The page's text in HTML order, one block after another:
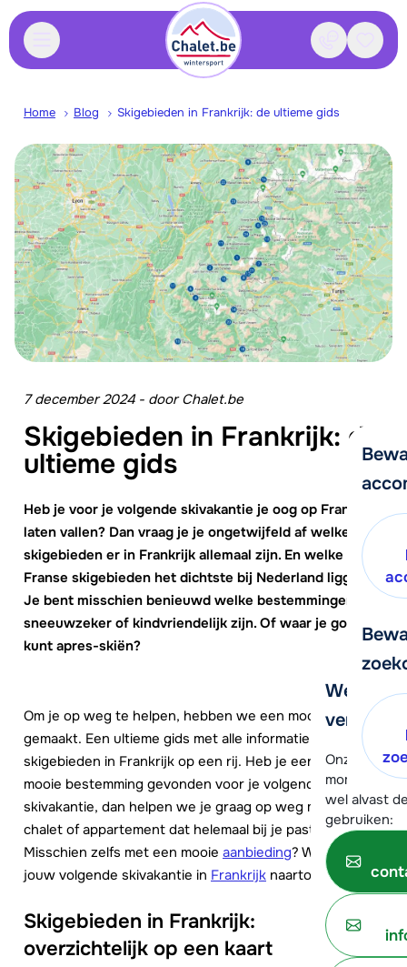
Contact
We
verder!
Onze
moment
wel alvast
gebruiken:
Home Blog Skigebieden in Frankrijk: de ultieme gids
7 december 2024 - doorChalet.be
Skigebieden in Frankrijk: de
ultieme gids
Heb je voor je volgende skivakantie je oog op Frankrijk
laten vallen? Dan vraag je je ongetwijfeld af welke
skigebieden er in Frankrijk allemaal zijn. En welke
Franse skigebieden het dichtste bij Nederland liggen.
Je bent misschien benieuwd welke bestemmingen
sneeuwzeker of kindvriendelijk zijn. Of waar je goed
kunt apres-skiën?
Om je op weg te helpen, hebben we een mooi overzicht
gemaakt. Een ultieme gids met alle informatie van de
skigebieden in Frankrijk op een rij. Heb je eenmaal een
mooie bestemming gevonden voor je volgende
skivakantie, dan helpen we je graag op weg met een fijn
chalet of appartement dat helemaal bij je past.
Misschien zelfs met een mooie aanbieding? Waar gaat
jouw volgende skivakantie in Frankrijk naartoe?
Skigebieden in Frankrijk:
overzichtelijk op een kaart